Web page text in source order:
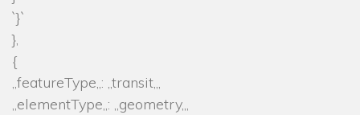
`}`
},
{
„featureType„: „transit„,
„elementType„: „geometry„,